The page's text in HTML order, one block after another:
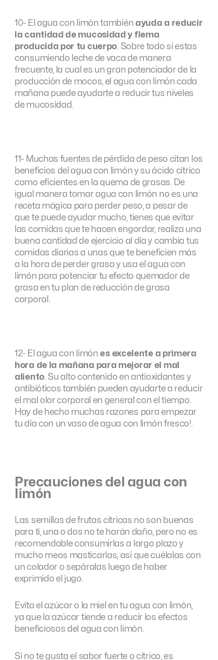
10- El agua con limón también ayuda a reducir
la cantidad de mucosidad y flema
producida por tu cuerpo. Sobre todo si estas
consumiendo leche de vaca de manera
frecuente, la cual es un gran potenciador de la
producción de mocos, el agua con limón cada
mañana puede ayudarte a reducir tus niveles
de mucosidad.
11- Muchas fuentes de pérdida de peso citan los
beneficios del agua con limón y su ácido cítrico
como eficientes en la quema de grasas. De
igual manera tomar agua con limón no es una
receta mágica para perder peso, a pesar de
que te puede ayudar mucho, tienes que evitar
las comidas que te hacen engordar, realiza una
buena cantidad de ejercicio al día y cambia tus
comidas diarias a unas que te beneficien más
a la hora de perder grasa y usa el agua con
limón para potenciar tu efecto quemador de
grasa en tu plan de reducción de grasa
corporal.
12- El agua con limón es excelente a primera
hora de la mañana para mejorar el mal
aliento. Su alto contenido en antioxidantes y
antibióticos también pueden ayudarte a reducir
el mal olor corporal en general con el tiempo.
Hay de hecho muchas razones para empezar
tu día con un vaso de agua con limón fresco!.
Precauciones del agua con
limón
Las semillas de frutas cítricas no son buenas
para ti, una o dos no te harán daño, pero no es
recomendable consumirlas a largo plazo y
mucho meos masticarlas, así que cuélalas con
un colador o sepáralas luego de haber
exprimido el jugo.
Evita el azúcar o la miel en tu agua con limón,
ya que la azúcar tiende a reducir los efectos
beneficiosos del agua con limón.
Si no te gusta el sabor fuerte o cítrico, es